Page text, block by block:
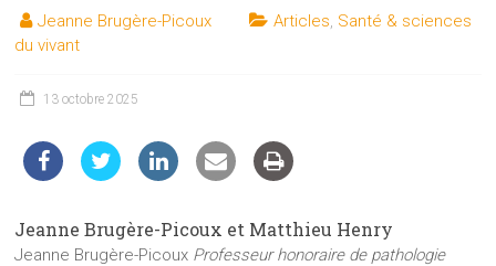
publicJeanne Brugère-Picoux Articles Santé & sciences
du vivant
13 octobre 2025
Jeanne Brugère-Picoux et Matthieu Henry
Jeanne Brugère-Picoux Professeur honoraire de pathologie